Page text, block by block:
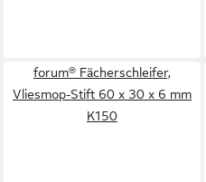
forum® Fächerschleifer,
Vliesmop-Stift 60 x 30 x 6 mm
K150